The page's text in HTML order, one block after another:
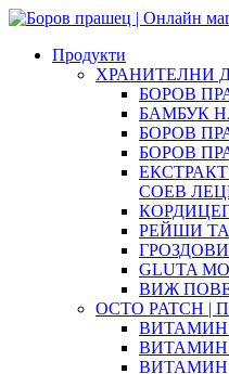
Продукти
ХРАНИТЕЛНИ
БОРОВ
БАМБУК
БОРОВ
БОРОВ
СОЕВ
РЕЙШИ
GLUTA
ВИЖ
OCTO PATCH
ВИТАМИН
ВИТАМИН
ВИТАМИН